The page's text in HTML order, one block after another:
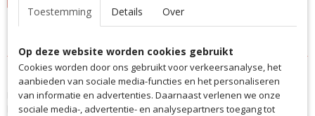
Productcode
5770HTSA
EAN code
5770HTSA
Omschrijving
Met het keepersshort van HTSA inclusief heupvulling ben je perfect
beschermd voor je spectaculaire reddingen. Het effectieve S.SKIN-
Toestemming Details Over
Op deze website worden cookies gebruikt
Cookies worden door ons gebruikt voor verkeersanalyse, het
aanbieden van sociale media-functies en het personaliseren
van informatie en advertenties. Daarnaast verlenen we onze
sociale media-, advertentie- en analysepartners toegang tot